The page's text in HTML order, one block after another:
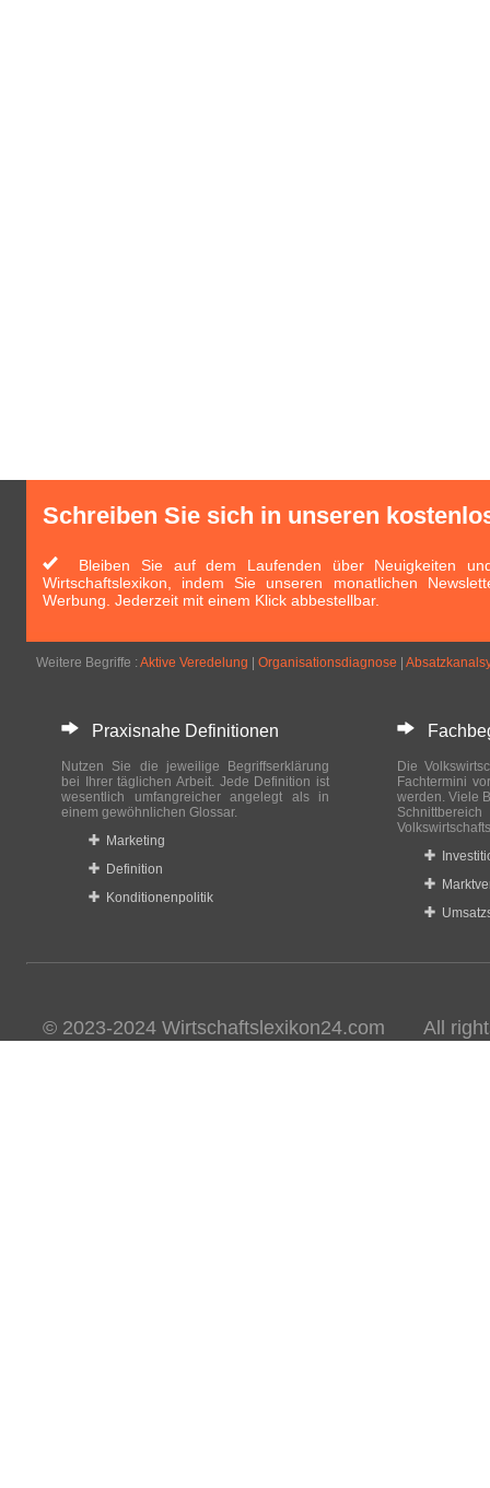
Schreiben Sie sich in unseren
Bleiben Sie auf dem Laufenden über Neuigkeiten
Wirtschaftslexikon, indem Sie unseren monatlichen
Werbung. Jederzeit mit einem Klick abbestellbar.
Weitere Begriffe : Aktive Veredelung Organisationsdiagnose
Praxisnahe Definitionen
Nutzen Sie die jeweilige Begriffserklärung
bei Ihrer täglichen Arbeit. Jede Definition ist
wesentlich umfangreicher angelegt als in
einem gewöhnlichen Glossar.
Marketing
Definition
Konditionenpolitik
Die
Fachtermini
werden. Viele
© 2023-2024 Wirtschaftslexikon24.com All